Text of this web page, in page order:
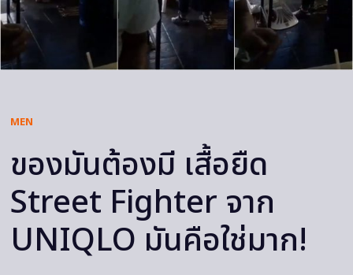
MEN
ของมันต้องมี เสื้อยืด
Street Fighter จาก
UNIQLO มันคือใช่มาก!